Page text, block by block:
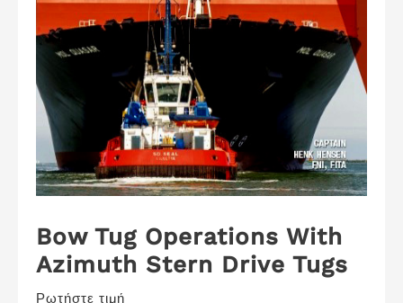
Bow Tug Operations With
Azimuth Stern Drive Tugs
Ρωτήστε τιμή